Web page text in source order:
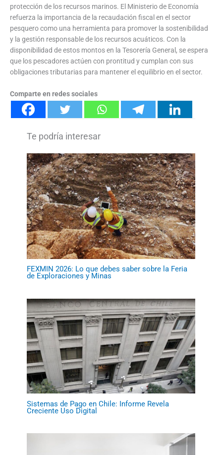
protección de los recursos marinos. El Ministerio de Economía
refuerza la importancia de la recaudación fiscal en el sector
pesquero como una herramienta para promover la sostenibilidad
y la gestión responsable de los recursos acuáticos. Con la
disponibilidad de estos montos en la Tesorería General, se espera
que los pescadores actúen con prontitud y cumplan con sus
obligaciones tributarias para mantener el equilibrio en el sector.
Comparte en redes sociales
FEXMIN 2026: Lo que debes saber sobre la Feria
de Exploraciones y Minas
Sistemas de Pago en Chile: Informe Revela
Creciente Uso Digital